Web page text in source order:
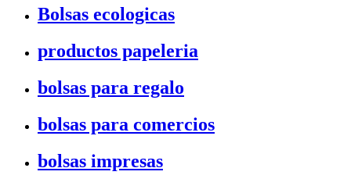
Bolsas ecologicas
productos papeleria
bolsas para regalo
bolsas para comercios
bolsas impresas